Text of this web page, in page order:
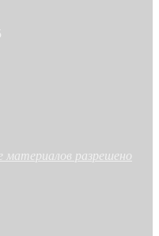
материалов разрешено